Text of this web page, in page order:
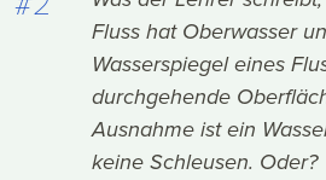
Fluss hat Oberwasser
Wasserspiegel eines
durchgehende
Ausnahme ist ein
keine Schleusen. Oder?